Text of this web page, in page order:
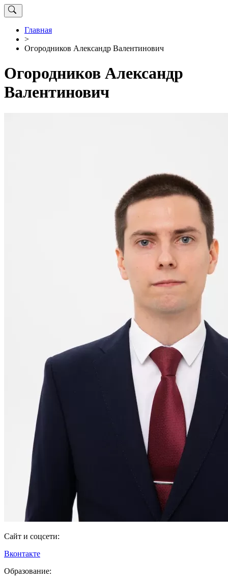
Главная
>
Огородников Александр Валентинович
Огородников Александр
Валентинович
Сайт и соцсети:
Вконтакте
Образование: